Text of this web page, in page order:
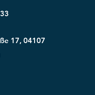
17, 04107